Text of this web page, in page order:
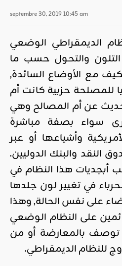
septembre 30, 2019 10:45 am
الديمقراطي الوضعي
والتحول حسب ما
مع الأوضاع السائدة,
للمصلحة حزبية كانت أم
عن أم المصالح وهي
سواء بصفة مباشرة
وأشياعها أو عبر
النقد والبنك الدوليين.
هذا النظام في
في تغيير لون جلدها
على نفس الحالة, وهذا
على النظام الوضعي
توصف بالمعارضة أو من
للنظام الديمقراطي.